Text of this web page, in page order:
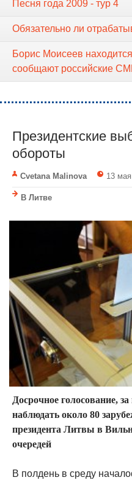
Песня года 2009 - тур 4
Обязательно ли
Борис Моисеев
сообщают российские
Президентские
обороты
Cvetana Malinova 13
В Литве
Досрочное голосование,
наблюдать около 80
президента Литвы в
очередей
В полдень в среду